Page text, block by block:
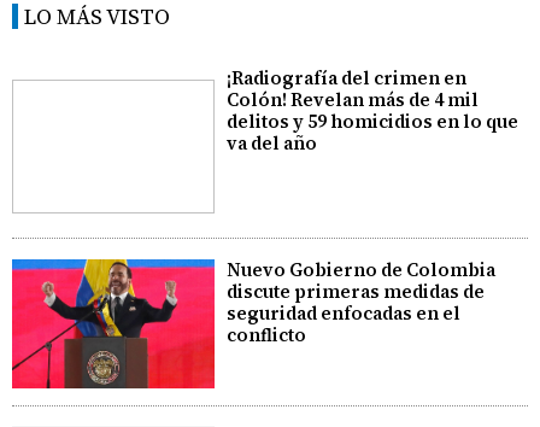
LO MÁS VISTO
¡Radiografía del crimen en
Colón! Revelan más de 4 mil
delitos y 59 homicidios en lo que
va del año
Nuevo Gobierno de Colombia
discute primeras medidas de
seguridad enfocadas en el
conflicto